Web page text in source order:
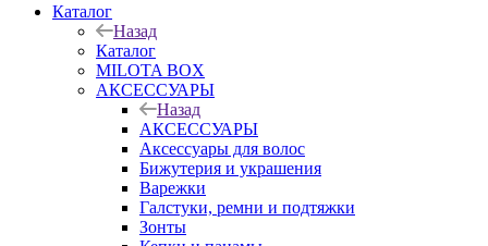
Каталог
Назад
Каталог
MILOTA BOX
АКСЕССУАРЫ
Назад
АКСЕССУАРЫ
Аксессуары для волос
Бижутерия и украшения
Варежки
Галстуки, ремни и подтяжки
Зонты